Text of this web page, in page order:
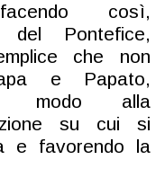
così,
del Pontefice,
che non
e Papato,
modo alla
su cui si
e favorendo la